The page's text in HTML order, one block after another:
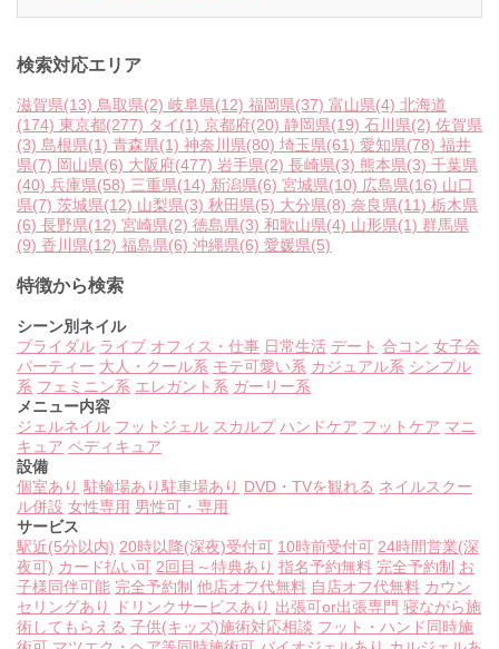
検索対応エリア
滋賀県(13) 鳥取県(2) 岐阜県(12) 福岡県(37) 富山県(4) 北海道
(174) 東京都(277) タイ(1) 京都府(20) 静岡県(19) 石川県(2) 佐賀県
(3) 島根県(1) 青森県(1) 神奈川県(80) 埼玉県(61) 愛知県(78) 福井
県(7) 岡山県(6) 大阪府(477) 岩手県(2) 長崎県(3) 熊本県(3) 千葉県
(40) 兵庫県(58) 三重県(14) 新潟県(6) 宮城県(10) 広島県(16) 山口
県(7) 茨城県(12) 山梨県(3) 秋田県(5) 大分県(8) 奈良県(11) 栃木県
(6) 長野県(12) 宮崎県(2) 徳島県(3) 和歌山県(4) 山形県(1) 群馬県
(9) 香川県(12) 福島県(6) 沖縄県(6) 愛媛県(5)
特徴から検索
シーン別ネイル
ブライダル ライブ オフィス・仕事 日常生活 デート 合コン 女子会
パーティー 大人・クール系 モテ可愛い系 カジュアル系 シンプル
系 フェミニン系 エレガント系 ガーリー系
メニュー内容
ジェルネイル フットジェル スカルプ ハンドケア フットケア マニ
キュア ペディキュア
設備
個室あり 駐輪場あり駐車場あり DVD・TVを観れる ネイルスクー
ル併設 女性専用 男性可・専用
サービス
駅近(5分以内) 20時以降(深夜)受付可 10時前受付可 24時間営業(深
夜可) カード払い可 2回目～特典あり 指名予約無料 完全予約制 お
子様同伴可能 完全予約制 他店オフ代無料 自店オフ代無料 カウン
セリングあり
ドリンクサービスあり 出張可or出張専門 寝ながら施
術してもらえる 子供(キッズ)施術対応相談 フット・ハンド同時施